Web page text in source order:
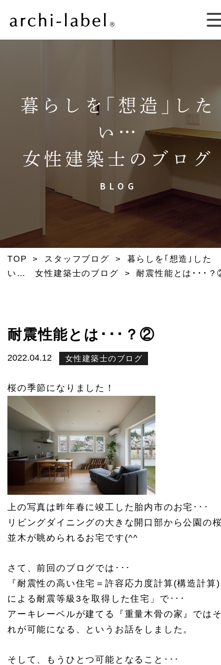
暮らしを｢想造｣した
い…
女性建築士のブログ
BLOG
TOP > スタッフブログ >
暮らしを｢想造｣した
い… 女性建築士のブログ
> 耐震性能とは･･･
耐震性能とは･･･？②
2022.04.12 女性建築士のブログ
桜の季節になりました！
上の写真は昨年春に竣工した胎内市のお宅･･･
リビングダイニングの大きな開口部から公園の
並木が眺められるお宅です(^^
さて、前回のブログでは･･･
『耐震性の高い住宅＝許容応力度計算(構造計算)
による耐震等級3を取得した住宅」で･･･
アーキレーベルが建てる『重量木骨の家』では
れが可能になる、というお話をしました。
そして、もうひとつ可能となること･･･